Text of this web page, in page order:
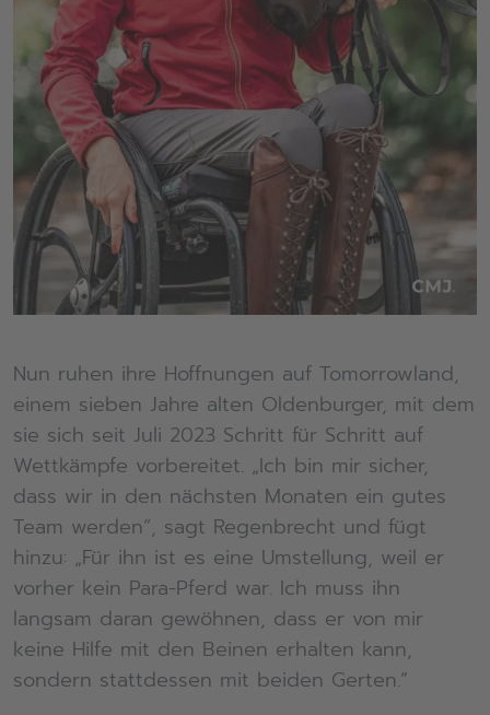
Nun ruhen ihre Hoffnungen auf Tomorrowland,
einem sieben Jahre alten Oldenburger, mit dem
sie sich seit Juli 2023 Schritt für Schritt auf
Wettkämpfe vorbereitet. „Ich bin mir sicher,
dass wir in den nächsten Monaten ein gutes
Team werden“, sagt Regenbrecht und fügt
hinzu: „Für ihn ist es eine Umstellung, weil er
vorher kein Para-Pferd war. Ich muss ihn
langsam daran gewöhnen, dass er von mir
keine Hilfe mit den Beinen erhalten kann,
sondern stattdessen mit beiden Gerten.“